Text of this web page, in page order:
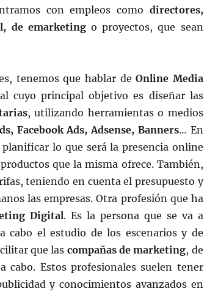
con empleos como directores,
de emarketingo proyectos, que sean
tenemos que hablar deOnline Media
cuyo principal objetivo es diseñar las
, utilizando herramientas o medios
Facebook Ads, Adsense, Banners… En
lo que será la presencia online
que la misma ofrece. También,
teniendo en cuenta el presupuesto y
las empresas. Otra profesión que ha
Digital. Es la persona que se va a
cabo el estudio de los escenarios y de
que las compañas de marketing, de
cabo. Estos profesionales suelen tener
y conocimientos avanzados en